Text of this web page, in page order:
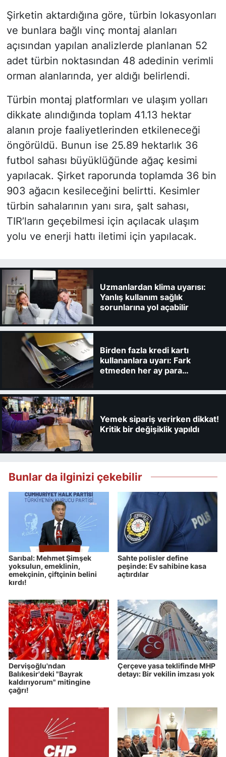
Şirketin aktardığına göre, türbin lokasyonları
ve bunlara bağlı vinç montaj alanları
açısından yapılan analizlerde planlanan 52
adet türbin noktasından 48 adedinin verimli
orman alanlarında, yer aldığı belirlendi.
Türbin montaj platformları ve ulaşım yolları
dikkate alındığında toplam 41.13 hektar
alanın proje faaliyetlerinden etkileneceği
öngörüldü. Bunun ise 25.89 hektarlık 36
futbol sahası büyüklüğünde ağaç kesimi
yapılacak. Şirket raporunda toplamda 36 bin
903 ağacın kesileceğini belirtti. Kesimler
türbin sahalarının yanı sıra, şalt sahası,
TIR’ların geçebilmesi için açılacak ulaşım
yolu ve enerji hattı iletimi için yapılacak.
Uzmanlardan klima uyarısı:
Yanlış kullanım sağlık
sorunlarına yol açabilir
Birden fazla kredi kartı
kullananlara uyarı: Fark
etmeden her ay para
Yemek sipariş verirken dikkat!
Kritik bir değişiklik yapıldı
Bunlar da ilginizi çekebilir
Sarıbal: Mehmet Şimşek
yoksulun, emeklinin,
emekçinin, çiftçinin belini
kırdı!
Sahte polisler define
peşinde: Ev sahibine kasa
açtırdılar
Dervişoğlu'ndan
Balıkesir'deki "Bayrak
kaldırıyorum" mitingine
çağrı!
Çerçeve yasa teklifinde MHP
detayı: Bir vekilin imzası yok